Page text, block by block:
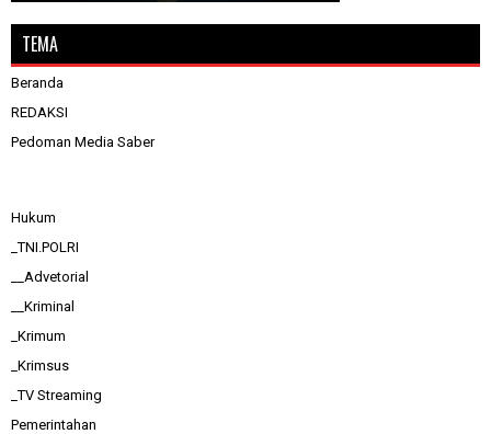
TEMA
Beranda
REDAKSI
Pedoman Media Saber
Hukum
_TNI.POLRI
__Advetorial
__Kriminal
_Krimum
_Krimsus
_TV Streaming
Pemerintahan